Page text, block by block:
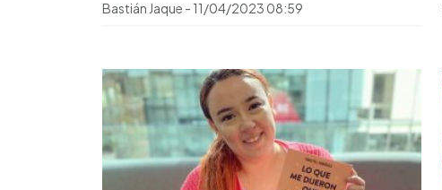
Bastián Jaque - 11/04/2023 08:59